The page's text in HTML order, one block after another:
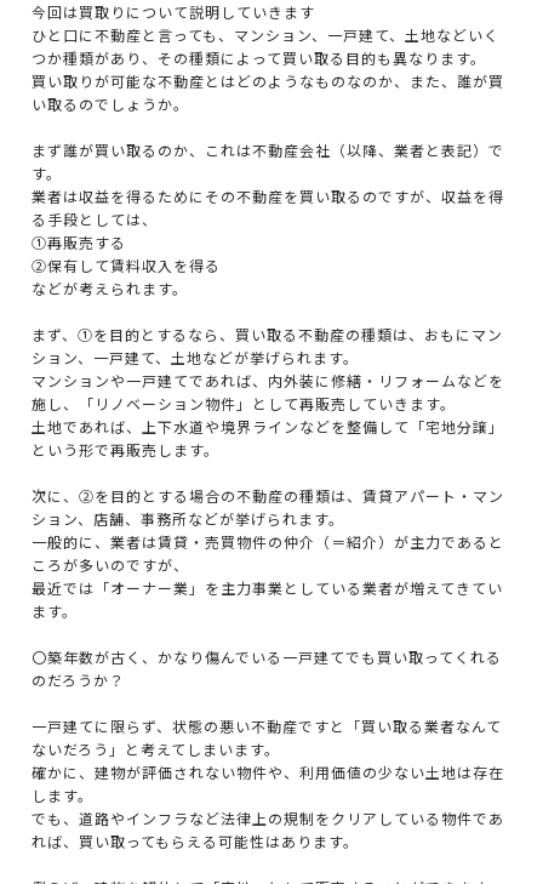
今回は買取りについて説明していきます
ひと口に不動産と言っても、マンション、一戸建て、土地などいく
つか種類があり、その種類によって買い取る目的も異なります。
買い取りが可能な不動産とはどのようなものなのか、また、誰が買
い取るのでしょうか。
まず誰が買い取るのか、これは不動産会社（以降、業者と表記）で
す。
業者は収益を得るためにその不動産を買い取るのですが、収益を得
る手段としては、
①再販売する
②保有して賃料収入を得る
などが考えられます。
まず、①を目的とするなら、買い取る不動産の種類は、おもにマン
ション、一戸建て、土地などが挙げられます。
マンションや一戸建てであれば、内外装に修繕・リフォームなどを
施し、「リノベーション物件」として再販売していきます。
土地であれば、上下水道や境界ラインなどを整備して「宅地分譲」
という形で再販売します。
次に、②を目的とする場合の不動産の種類は、賃貸アパート・マン
ション、店舗、事務所などが挙げられます。
一般的に、業者は賃貸・売買物件の仲介（＝紹介）が主力であると
ころが多いのですが、
最近では「オーナー業」を主力事業としている業者が増えてきてい
ます。
〇築年数が古く、かなり傷んでいる一戸建てでも買い取ってくれる
のだろうか？
一戸建てに限らず、状態の悪い不動産ですと「買い取る業者なんて
ないだろう」と考えてしまいます。
確かに、建物が評価されない物件や、利用価値の少ない土地は存在
します。
でも、道路やインフラなど法律上の規制をクリアしている物件であ
れば、買い取ってもらえる可能性はあります。